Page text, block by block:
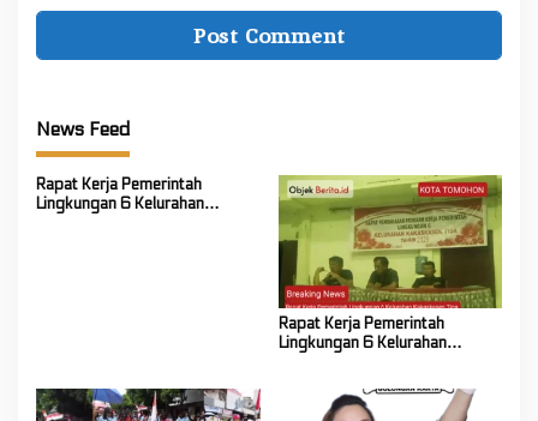
News Feed
Rapat Kerja Pemerintah
Lingkungan 6 Kelurahan
Rapat Kerja Pemerintah
Lingkungan 6 Kelurahan
Kerja Tahun 2026